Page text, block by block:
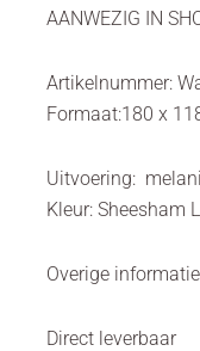
AANWEZIG IN
Artikelnummer:
Formaat:180 x
Uitvoering:
Kleur: Sheesham
Overige
Direct leverbaar